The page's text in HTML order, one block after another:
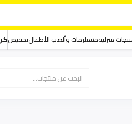
منزليةمستلزمات وألعاب الأطفالتخفيض